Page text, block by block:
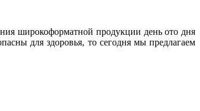
широкоформатной продукции день ото дня
для здоровья, то сегодня мы предлагаем